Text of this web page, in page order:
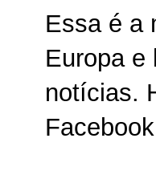
Essa é a
Europa e
notícias.